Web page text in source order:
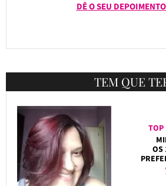
DÊ O SEU
TEM QUE
TOP
OS